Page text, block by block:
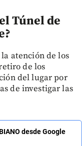
Túnel de
atención de los
de los
del lugar por
de investigar las
desde Google